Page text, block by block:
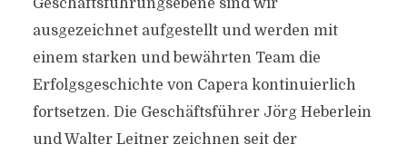
Geschäftsführungsebene sind wir
ausgezeichnet aufgestellt und werden mit
einem starken und bewährten Team die
Erfolgsgeschichte von Capera kontinuierlich
fortsetzen. Die Geschäftsführer Jörg Heberlein
und Walter Leitner zeichnen seit der